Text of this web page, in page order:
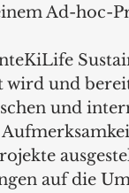
Ad-hoc-
und
und
auf die